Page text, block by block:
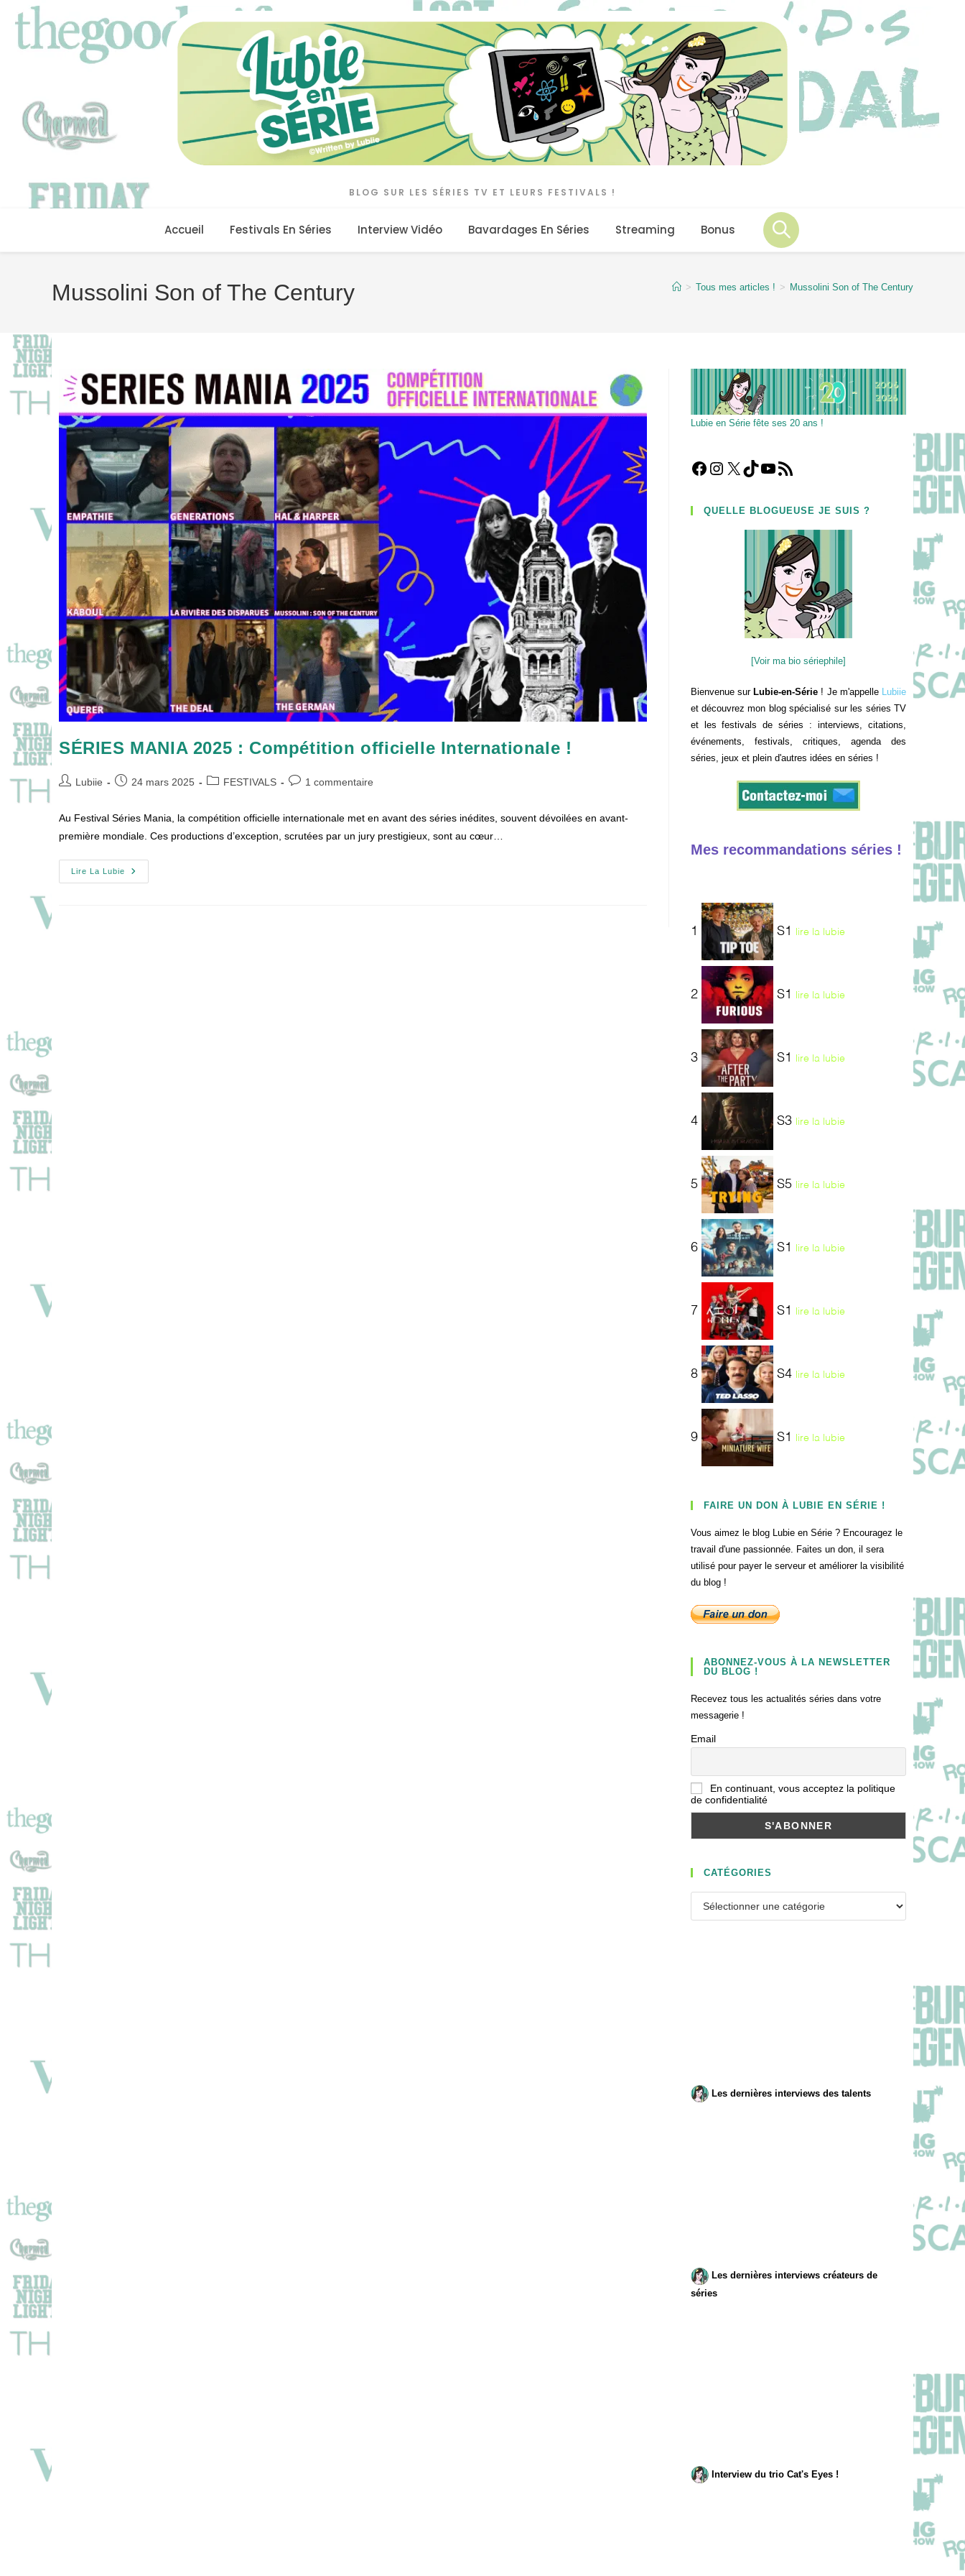
content
BLOG SUR LES SÉRIES TV ET LEURS FESTIVALS !
Accueil Festivals En Séries Interview Vidéo Bavardages En Séries Streaming Bonus
Mussolini Son of The Century > Tous mes articles ! > Mussolini Son of The Century
SÉRIES MANIA 2025 : Compétition officielle Internationale !
Auteur/autrice
Lubiie
Publication
24 mars 2025
PostFESTIVALS
Commentaires
1 commentaire
Au Festival Séries Mania, la compétition officielle internationale met en avant des séries inédites, souvent dévoilées en avant-
première mondiale. Ces productions d’exception, scrutées par un jury prestigieux, sont au cœur…
Lire La Lubie
SÉRIES
MANIA
Lubie en Série fête ses 20 ans !
Facebook
Instagram
X TikTokYouTube
Flux RSS
QUELLE BLOGUEUSE JE SUIS ?
[Voir ma bio sériephile]
Bienvenue sur Lubie-en-Série ! Je m'appelle Lubiie
et découvrez mon blog spécialisé sur les séries TV
et les festivals de séries : interviews, citations,
événements, festivals, critiques, agenda des
séries, jeux et plein d'autres idées en séries !
Mes recommandations séries !
1 S1 lire la lubie
2 S1 lire la lubie
3 S1 lire la lubie
4 S3 lire la lubie
5 S5 lire la lubie
6 S1 lire la lubie
7 S1 lire la lubie
8 S4 lire la lubie
9 S1 lire la lubie
FAIRE UN DON À LUBIE EN SÉRIE !
Vous aimez le blog Lubie en Série ? Encouragez le
travail d'une passionnée. Faites un don, il sera
utilisé pour payer le serveur et améliorer la visibilité
du blog !
ABONNEZ-VOUS À LA NEWSLETTER
DU BLOG !
Recevez tous les actualités séries dans votre
messagerie !
Email
En continuant, vous acceptez la politique
de confidentialité
CATÉGORIES
Les dernières interviews des talents
Les dernières interviews créateurs de
séries
Interview du trio Cat's Eyes !